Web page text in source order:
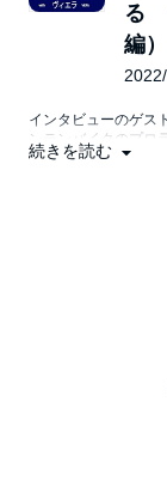
一人でも多くの人に
げてもらいたい
そんな想いを持って
どうしてそこまで熱
山口拓朗さんのホー
http://yamaguchi-
https://note.com/
「話し方で悩んでい
「『話し方』は才能
す」と言う高山さん
風満帆なでもなけれ
となった今でも話し
そんな方だから、目
どうしたらより良い
今後は話し方が実践
PodcastやVoicyの
る
編）
インタビューのゲス
ンテンバイクのプロ
車ティーチングプロ
自転車の乗り方って
世間がどう教えてる
えるという姿勢がと
続きを読む